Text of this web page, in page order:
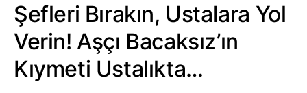
Şefleri Bırakın, Ustalara Yol
Verin! Aşçı Bacaksız’ın
Kıymeti Ustalıkta…